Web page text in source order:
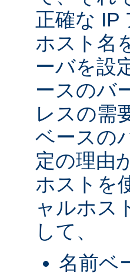
正確な IP
ホスト名
ーバを設
ースのバ
レスの需
ベースの
定の理由
ホストを
ャルホス
して、
名前ベ